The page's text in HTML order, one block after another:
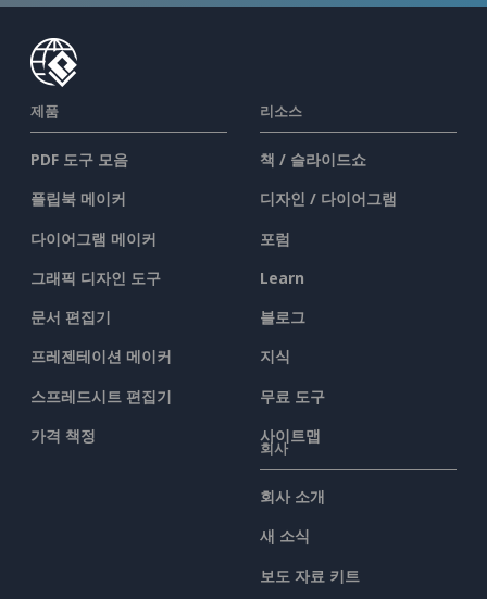
제품
PDF 도구 모음
플립북 메이커
다이어그램 메이커
그래픽 디자인 도구
문서 편집기
프레젠테이션 메이커
스프레드시트 편집기
가격 책정
리소스
책 / 슬라이드쇼
디자인 / 다이어그램
포럼
Learn
블로그
지식
무료 도구
사이트맵
회사
회사 소개
새 소식
보도 자료 키트